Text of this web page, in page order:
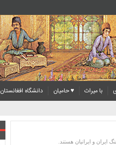
با میراث ♥ حامیان
دانشگاه افغانستان
و ایرانیان هستند.